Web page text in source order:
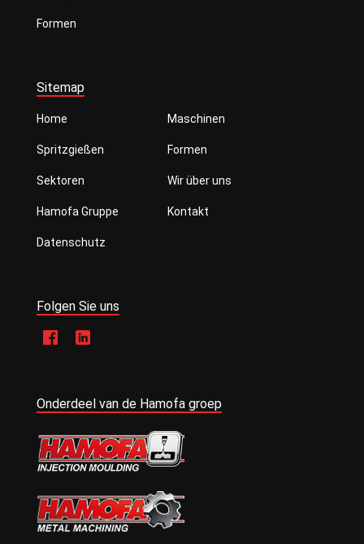
Formen
Sitemap
Home Maschinen
Spritzgießen Formen
Sektoren Wir über uns
Hamofa Gruppe Kontakt
Datenschutz
Folgen Sie uns
Onderdeel van de Hamofa groep